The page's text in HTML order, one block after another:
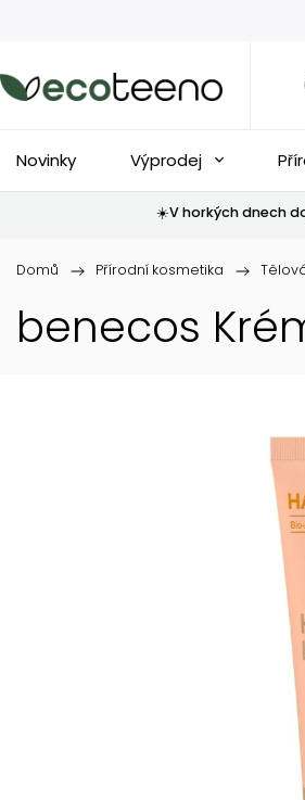
Novinky Výprodej
☀️V horkých dnech
Domů / Přírodní kosmetika /
benecos